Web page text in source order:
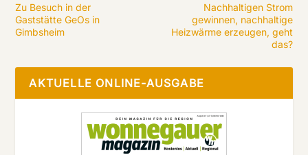
Zu Besuch in der
Gaststätte GeOs in
Gimbsheim
Nachhaltigen Strom
gewinnen, nachhaltige
Heizwärme erzeugen, geht
das?
AKTUELLE ONLINE-AUSGABE